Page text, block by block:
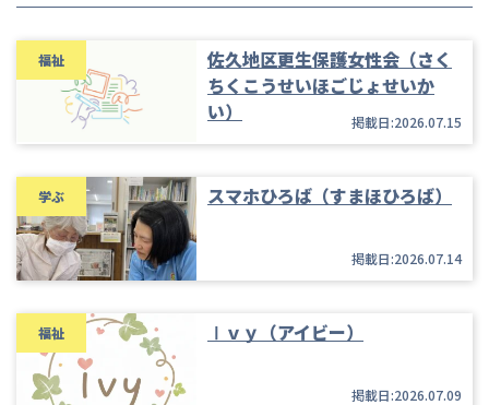
福祉
佐久地区更生保護女性会（さく
ちくこうせいほごじょせいか
い）
掲載日:2026.07.15
学ぶ スマホひろば（すまほひろば）
掲載日:2026.07.14
福祉 Ⅰｖｙ（アイビー）
掲載日:2026.07.09